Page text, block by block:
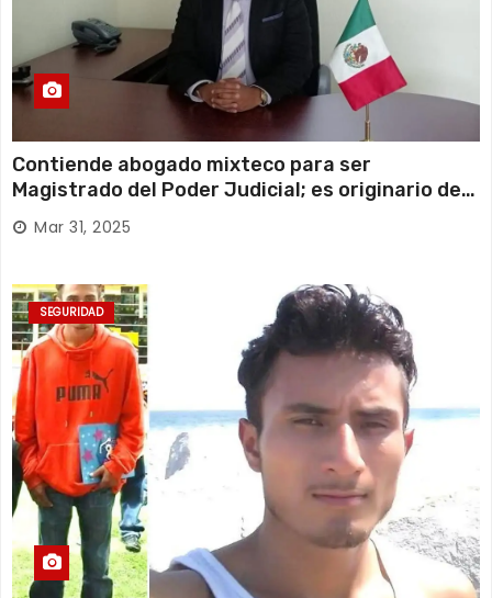
Contiende abogado mixteco para ser
Magistrado del Poder Judicial; es originario de
Huajuapan de León
Mar 31, 2025
SEGURIDAD